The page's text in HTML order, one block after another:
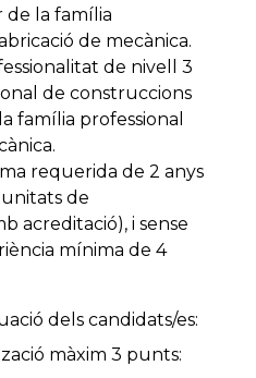
de la família
de mecànica.
de nivell 3
de construccions
família professional
requerida de 2 anys
unitats de
acreditació), i sense
mínima de 4
dels candidats/es:
màxim 3 punts: